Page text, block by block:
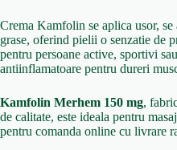
Crema Kamfolin se aplica usor,
grase, oferind pielii o senzatie de
pentru persoane active, sportivi
antiinflamatoare pentru dureri
Kamfolin Merhem 150 mg,
de calitate, este ideala pentru
pentru comanda online cu livrare